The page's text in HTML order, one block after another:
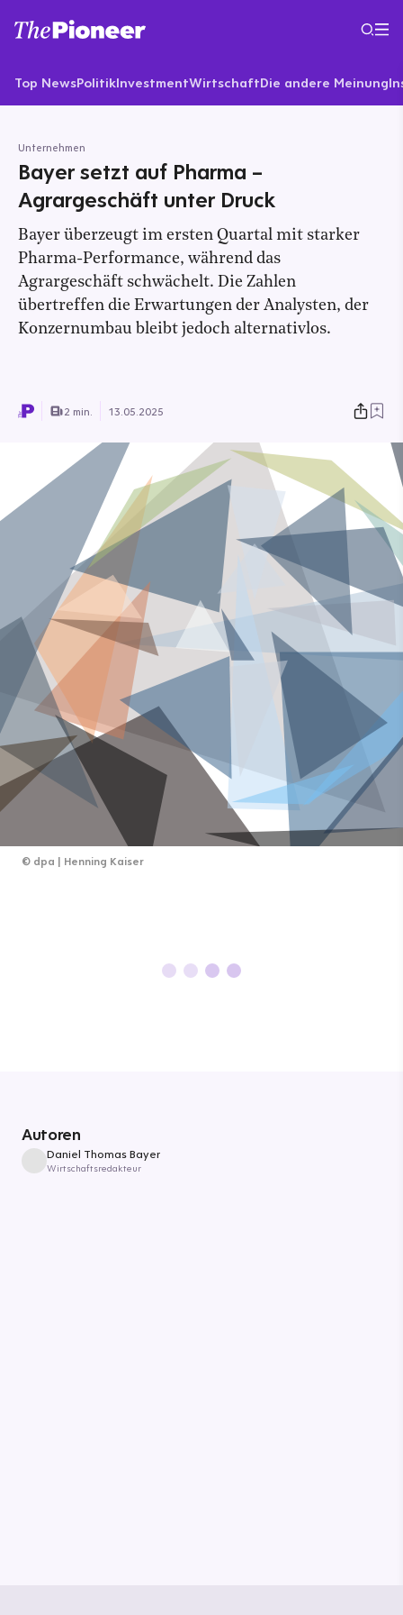
Top NewsPolitikInvestmentWirtschaftDie andere Meinung
Unternehmen
Bayer setzt auf Pharma –
Agrargeschäft unter Druck
Bayer überzeugt im ersten Quartal mit starker
Pharma-Performance, während das
Agrargeschäft schwächelt. Die Zahlen
übertreffen die Erwartungen der Analysten, der
Konzernumbau bleibt jedoch alternativlos.
2 min. 13.05.2025
© dpa | Henning Kaiser
Autoren
Daniel Thomas Bayer
Wirtschaftsredakteur